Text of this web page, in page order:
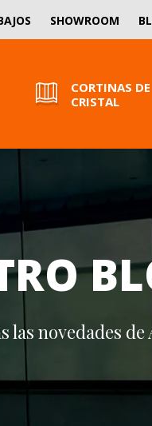
SHOWROOM
CORTINAS DE
CRISTAL
las novedades